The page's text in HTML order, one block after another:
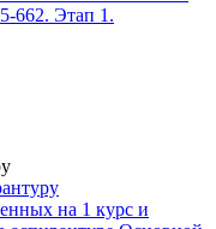
662. Этап 1.
на 1 курс и